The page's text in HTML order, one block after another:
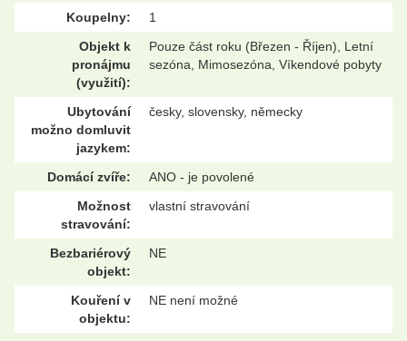
Koupelny:
1
Objekt k
pronájmu
(využití):
Pouze část roku (Březen - Říjen), Letní
sezóna, Mimosezóna, Víkendové pobyty
Ubytování
možno domluvit
jazykem:
česky, slovensky, německy
Domácí zvíře:
ANO - je povolené
Možnost
stravování:
vlastní stravování
Bezbariérový
objekt:
NE
Kouření v
objektu:
NE není možné